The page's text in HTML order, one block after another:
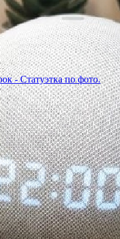
- Статуэтка по фото.